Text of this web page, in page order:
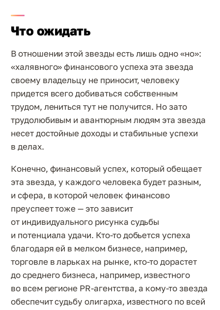
Что ожидать
В отношении этой звезды есть лишь одно «но»:
«халявного» финансового успеха эта звезда
своему владельцу не приносит, человеку
придется всего добиваться собственным
трудом, лениться тут не получится. Но зато
трудолюбивым и авантюрным людям эта звезда
несет достойные доходы и стабильные успехи
в делах.
Конечно, финансовый успех, который обещает
эта звезда, у каждого человека будет разным,
и сфера, в которой человек финансово
преуспеет тоже — это зависит
от индивидуального рисунка судьбы
и потенциала удачи. Кто-то добьется успеха
благодаря ей в мелком бизнесе, например,
торговле в ларьках на рынке, кто-то дорастет
до среднего бизнеса, например, известного
во всем регионе PR-агентства, а кому-то звезда
обеспечит судьбу олигарха, известного по всей